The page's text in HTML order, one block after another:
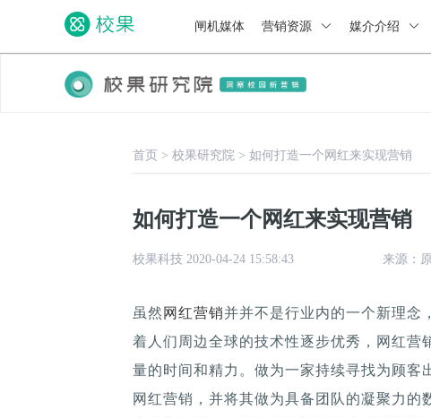
闸机媒体 营销资源 媒介介绍
首页 > 校果研究院 > 如何打造一个网红来实现营销
如何打造一个网红来实现营销
校果科技 2020-04-24 15:58:43 来源：
虽然 网红营销并并不是行业内的一个新理念
着人们周边全球的技术性逐步优秀，网红营
量的时间和精力。做为一家持续寻找为顾客
网红营销，并将其做为具备团队的凝聚力的